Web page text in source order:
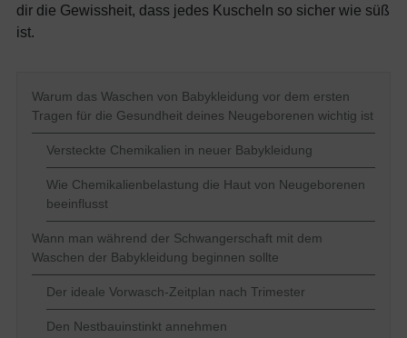
dir die Gewissheit, dass jedes Kuscheln so sicher wie süß
ist.
Warum das Waschen von Babykleidung vor dem ersten
Tragen für die Gesundheit deines Neugeborenen wichtig ist
Versteckte Chemikalien in neuer Babykleidung
Wie Chemikalienbelastung die Haut von Neugeborenen
beeinflusst
Wann man während der Schwangerschaft mit dem
Waschen der Babykleidung beginnen sollte
Der ideale Vorwasch-Zeitplan nach Trimester
Den Nestbauinstinkt annehmen